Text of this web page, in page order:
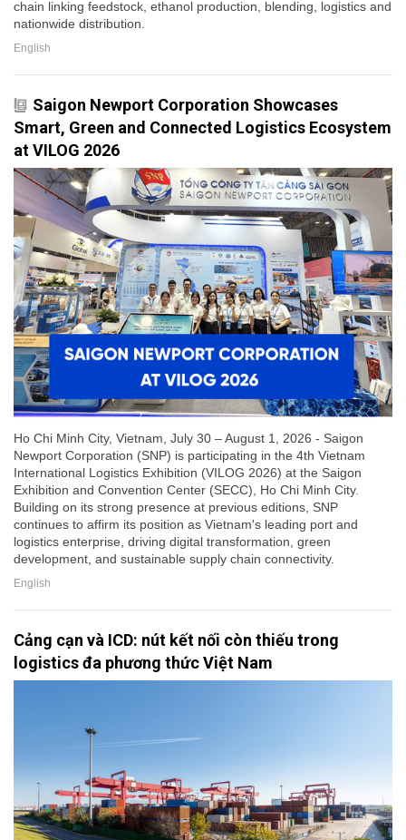
chain linking feedstock, ethanol production, blending, logistics and
nationwide distribution.
English
Saigon Newport Corporation Showcases
Smart, Green and Connected Logistics Ecosystem
at VILOG 2026
Ho Chi Minh City, Vietnam, July 30 – August 1, 2026 - Saigon
Newport Corporation (SNP) is participating in the 4th Vietnam
International Logistics Exhibition (VILOG 2026) at the Saigon
Exhibition and Convention Center (SECC), Ho Chi Minh City.
Building on its strong presence at previous editions, SNP
continues to affirm its position as Vietnam's leading port and
logistics enterprise, driving digital transformation, green
development, and sustainable supply chain connectivity.
English
Cảng cạn và ICD: nút kết nối còn thiếu trong
logistics đa phương thức Việt Nam